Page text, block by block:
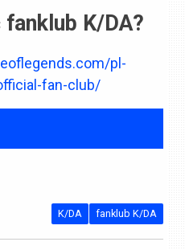
K/DA?
pl-
fan-club/
fanklub K/DA
K/DA